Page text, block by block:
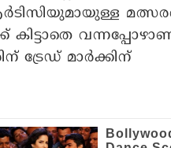
ട്രേഡ് മാര്‍ക്കിന്